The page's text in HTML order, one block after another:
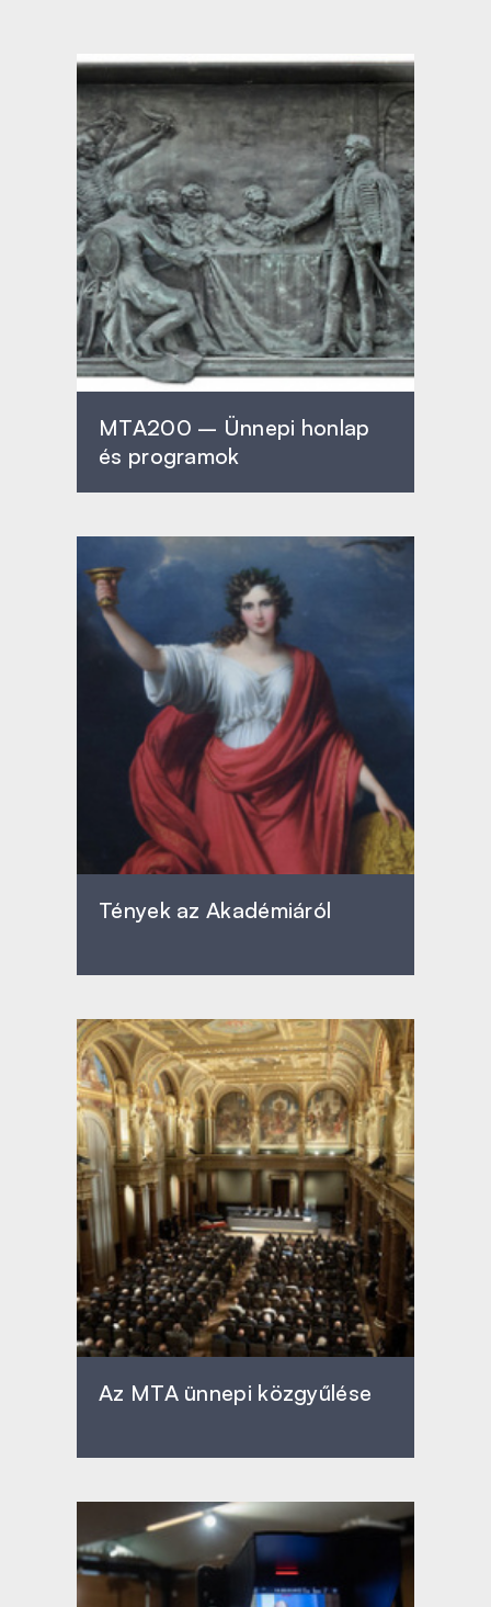
MTA200 – Ünnepi honlap
és programok
Tények az Akadémiáról
Az MTA ünnepi közgyűlése